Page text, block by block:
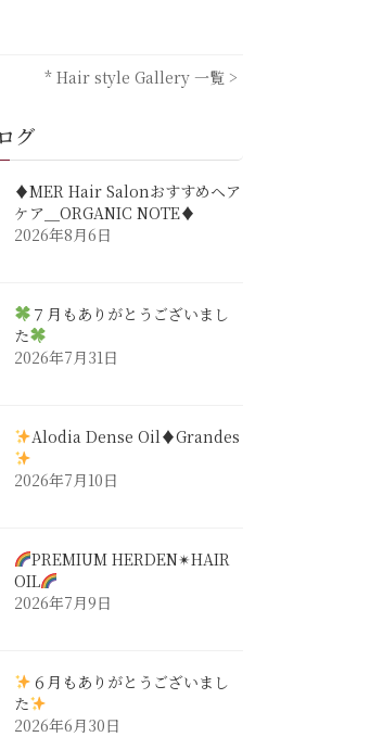
* Hair style Gallery 一覧 >
グ
♦︎MER Hair Salonおすすめヘア
ケア＿ORGANIC NOTE♦︎
2026年8月6日
７月もありがとうございまし
た
2026年7月31日
Alodia Dense Oil♦︎Grandes
2026年7月10日
PREMIUM HERDEN✴︎HAIR
OIL
2026年7月9日
６月もありがとうございまし
た
2026年6月30日